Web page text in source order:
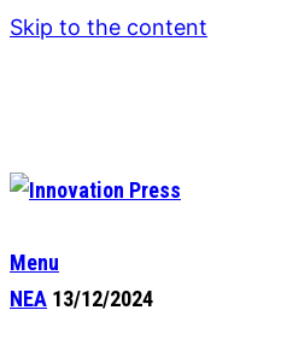
Skip to the content
Menu
ΝΕΑ 13/12/2024